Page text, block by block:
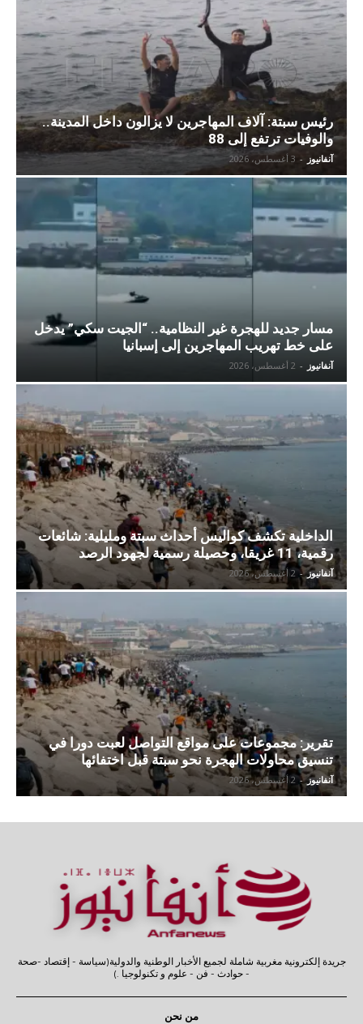
رئيس سبتة: آلاف المهاجرين لا يزالون داخل المدينة..
والوفيات ترتفع إلى 88
آنفانيوز - 3 أغسطس، 2026
مسار جديد للهجرة غير النظامية.. “الجيت سكي” يدخل
على خط تهريب المهاجرين إلى إسبانيا
آنفانيوز - 2 أغسطس، 2026
الداخلية تكشف كواليس أحداث سبتة ومليلية: شائعات
رقمية، 11 غريقا، وحصيلة رسمية لجهود الرصد
آنفانيوز - 2 أغسطس، 2026
تقرير: مجموعات على مواقع التواصل لعبت دورا في
تنسيق محاولات الهجرة نحو سبتة قبل اختفائها
آنفانيوز - 2 أغسطس، 2026
جريدة إلكترونية مغربية شاملة لجميع الأخبار الوطنية والدولية(سياسة - إقتصاد -صحة
- حوادث - فن - علوم و تكنولوجيا .)
من نحن